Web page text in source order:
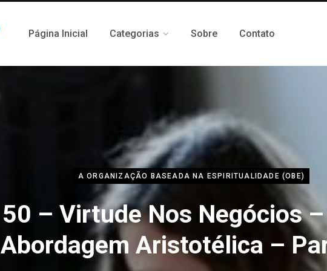
Página Inicial Categorias Sobre Contato
A ORGANIZAÇÃO BASEADA NA ESPIRITUALIDADE (OBE)
50 – Virtude Nos Negócios –
Abordagem Aristotélica –